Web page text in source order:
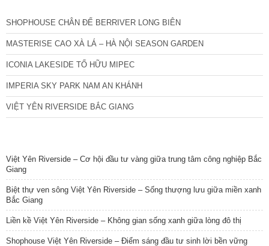
SHOPHOUSE CHÂN ĐẾ BERRIVER LONG BIÊN
MASTERISE CAO XÀ LÁ – HÀ NỘI SEASON GARDEN
ICONIA LAKESIDE TỐ HỮU MIPEC
IMPERIA SKY PARK NAM AN KHÁNH
VIỆT YÊN RIVERSIDE BẮC GIANG
Việt Yên Riverside – Cơ hội đầu tư vàng giữa trung tâm công nghiệp Bắc
Giang
Biệt thự ven sông Việt Yên Riverside – Sống thượng lưu giữa miền xanh
Bắc Giang
Liền kề Việt Yên Riverside – Không gian sống xanh giữa lòng đô thị
Shophouse Việt Yên Riverside – Điểm sáng đầu tư sinh lời bền vững